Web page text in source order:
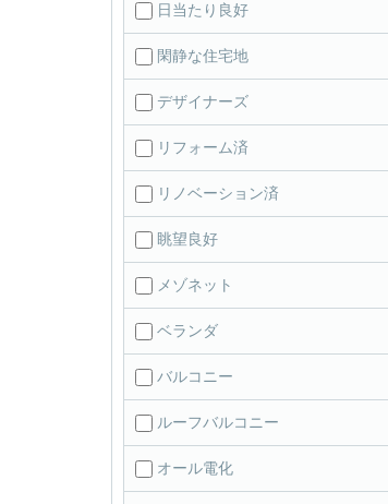
日当たり良好
閑静な住宅地
デザイナーズ
リフォーム済
リノベーション済
眺望良好
メゾネット
ベランダ
バルコニー
ルーフバルコニー
オール電化